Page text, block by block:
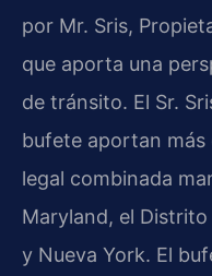
por Mr. Sris,
que aporta una
de tránsito. El Sr.
bufete aportan más
legal combinada
Maryland, el
y Nueva York. El